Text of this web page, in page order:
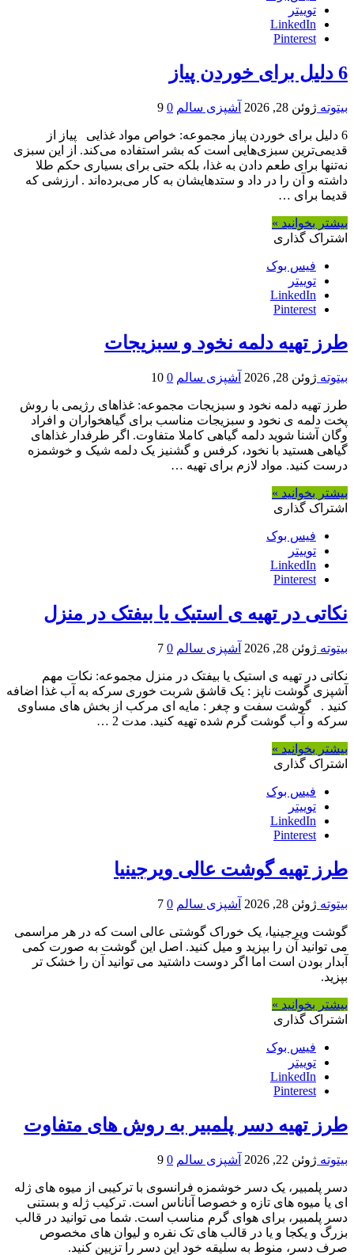
توییتر
LinkedIn
Pinterest
6 دلیل برای خوردن پیاز
بیتوته ژوئن 28, 2026 آشپزی سالم 0
9
6 دلیل برای خوردن پیاز مجموعه: خواص مواد غذایی پیاز از
قدیمی‌ترین سبزی‌هایی است که بشر استفاده می‌كند. از این سبزی
نه‌تنها برای طعم دادن به غذا، بلکه حتی برای بسیاری حکم طلا
داشته و آن را در داد و ستدهایشان به كار می‌برده‌اند . ارزشی که
قدیما برای …
بیشتر بخوانید »
اشتراک گذاری
فیس بوک
توییتر
LinkedIn
Pinterest
طرز تهیه دلمه نخود و سبزیجات
بیتوته ژوئن 28, 2026 آشپزی سالم 0
10
طرز تهیه دلمه نخود و سبزیجات مجموعه: غذاهای رژیمی با روش
پخت دلمه ی نخود و سبزیجات مناسب برای گیاهخواران و افراد
وگان آشنا شوید دلمه گیاهی کاملا متفاوت. اگر طرفدار غذاهای
گیاهی هستید با نخود، کرفس و گشنیز یک دلمه شیک و خوشمزه
درست کنید. مواد لازم برای تهیه …
بیشتر بخوانید »
اشتراک گذاری
فیس بوک
توییتر
LinkedIn
Pinterest
نکاتی در تهیه ی استیک یا بیفتک در منزل
بیتوته ژوئن 28, 2026 آشپزی سالم 0
7
نکاتی در تهیه ی استیک یا بیفتک در منزل مجموعه: نکات مهم
آشپزی گوشت ناپز : یک قاشق شربت خوری سرکه به آب غذا اضافه
کنید . گوشت سفت و چغر : مایه ای مرکب از بخش های مساوی
سرکه و آب گوشت گرم شده تهیه کنید. مدت 2 …
بیشتر بخوانید »
اشتراک گذاری
فیس بوک
توییتر
LinkedIn
Pinterest
طرز تهیه گوشت عالی ویرجینیا
بیتوته ژوئن 28, 2026 آشپزی سالم 0
7
گوشت ویرجینیا، یک خوراک گوشتی عالی است که در هر مراسمی
می توانید آن را بپزید و میل کنید. اصل این گوشت به صورت کمی
آبدار بودن است اما اگر دوست داشتید می توانید آن را خشک تر
بپزید.
بیشتر بخوانید »
اشتراک گذاری
فیس بوک
توییتر
LinkedIn
Pinterest
طرز تهیه دسر پلمبیر به روش های متفاوت
بیتوته ژوئن 22, 2026 آشپزی سالم 0
9
دسر پلمبیر، یک دسر خوشمزه فرانسوی با ترکیبی از میوه های ژله
ای یا میوه های تازه و خصوصا آناناس است. ترکیب ژله و بستنی
دسر پلمبیر، برای هوای گرم مناسب است. شما می توانید در قالب
بزرگ و یکجا و یا در قالب های تک نفره و لیوان های مخصوص
صرف دسر، منوط به سلیقه خود این دسر را تزیین کنید.